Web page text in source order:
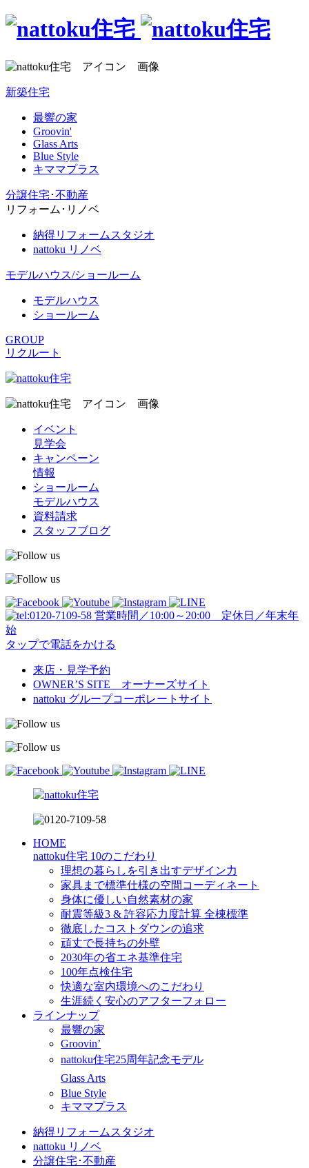
新築住宅
最響の家
Groovin'
Glass Arts
Blue Style
キママプラス
分譲住宅･不動産
リフォーム･リノベ
納得リフォームスタジオ
nattoku リノベ
モデルハウス/ショールーム
モデルハウス
ショールーム
GROUP
リクルート
イベント
見学会
キャンペーン
情報
ショールーム
モデルハウス
資料請求
スタッフブログ
営業時間／10:00～20:00 定休日／年末年
始
タップで電話をかける
来店・見学予約
OWNER’S SITE オーナーズサイト
nattoku グループコーポレートサイト
HOME
nattoku住宅 10のこだわり
理想の暮らしを引き出すデザイン力
家具まで標準仕様の空間コーディネート
身体に優しい自然素材の家
耐震等級3 & 許容応力度計算 全棟標準
徹底したコストダウンの追求
頑丈で長持ちの外壁
2030年の省エネ基準住宅
100年点検住宅
快適な室内環境へのこだわり
生涯続く安心のアフターフォロー
ラインナップ
最響の家
Groovin’
nattoku住宅25周年記念モデル
Glass Arts
Blue Style
キママプラス
納得リフォームスタジオ
nattoku リノベ
分譲住宅･不動産